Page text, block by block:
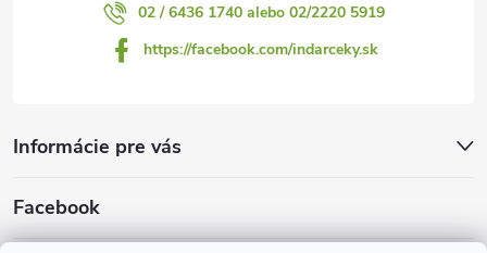
02 / 6436 1740 alebo 02/2220 5919
https://facebook.com/indarceky.sk
Informácie pre vás
Facebook